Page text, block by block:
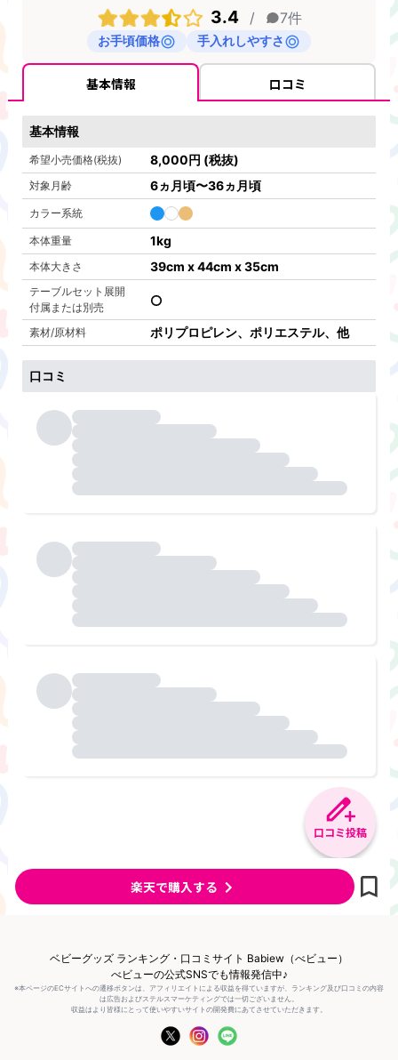
3.4
/ 7件
お手頃価格 手入れしやすさ
基本情報 口コミ
基本情報
希望小売価格(税抜) 8,000円 (税抜)
対象月齢 6ヵ月頃〜36ヵ月頃
カラー系統
本体重量 1kg
本体大きさ 39cm x 44cm x 35cm
テーブルセット展開
付属または別売
素材/原材料
ポリプロピレン、ポリエステル、他
口コミ
口コミ投稿
楽天で購入する
ベビーグッズ ランキング・口コミサイト Babiew（べビュー）
べビューの公式SNSでも情報発信中♪
※本ページのECサイトへの遷移ボタンは、アフィリエイトによる収益を得ていますが、ランキング及び口コミの内容
は広告およびステルスマーケティングでは一切ございません。
収益はより皆様にとって使いやすいサイトの開発費にあてさせていただきます。